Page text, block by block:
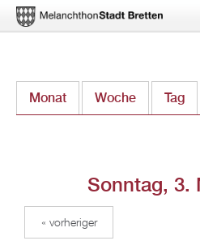
zum
Monat Woche Tag
Sonntag, 3.
« vorheriger